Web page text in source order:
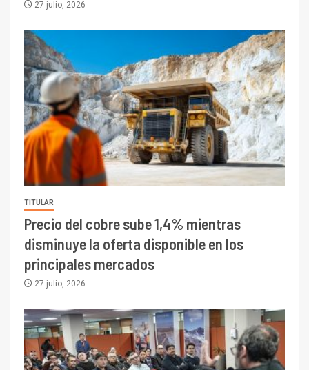
27 julio, 2026
TITULAR
Precio del cobre sube 1,4% mientras
disminuye la oferta disponible en los
principales mercados
27 julio, 2026